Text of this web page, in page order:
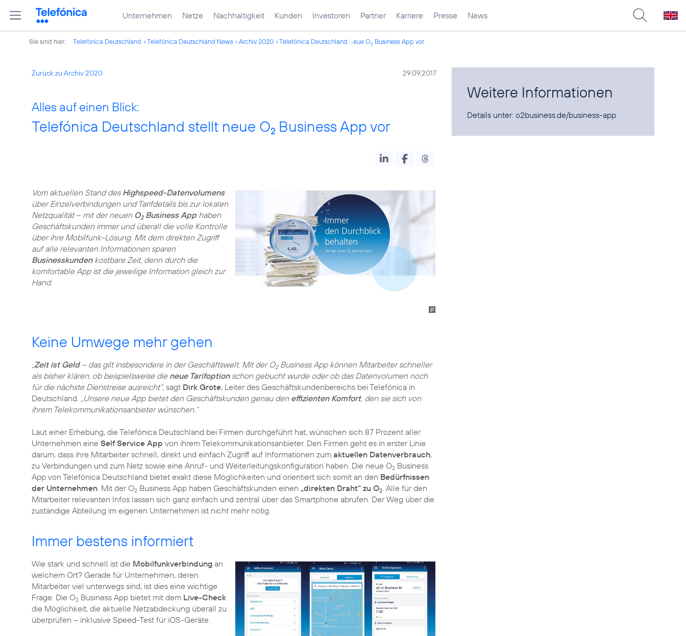
Unternehmen Netze Nachhaltigkeit Kunden Investoren Partner Karriere Presse News
Sie sind hier: Telefónica Deutschland Telefónica Deutschland News Archiv 2020 Telefónica Deutschland ...eue O2 Business App vor
Zurück zu Archiv 2020 29.09.2017
Alles auf einen Blick:
Telefónica Deutschland stellt neue O2 Business App vor
Vom aktuellen Stand des Highspeed-Datenvolumens
über Einzelverbindungen und Tarifdetails bis zur lokalen
Netzqualität – mit der neuen O2Business App haben
Geschäftskunden immer und überall die volle Kontrolle
über ihre Mobilfunk-Lösung. Mit dem direkten Zugriff
auf alle relevanten Informationen sparen
Businesskundenkostbare Zeit, denn durch die
komfortable App ist die jeweilige Information gleich zur
Hand.
Keine Umwege mehr gehen
Zeit ist Geld– das gilt insbesondere in der Geschäftswelt. Mit der O2Business App können Mitarbeiter schneller
als bisher klären, ob beispielsweise die neue Tarifoptionschon gebucht wurde oder ob das Datenvolumen noch
für die nächste Dienstreise ausreicht“, sagt Dirk Grote, Leiter des Geschäftskundenbereichs bei Telefónica in
Deutschland.
„Unsere neue App bietet den Geschäftskunden genau den effizienten Komfort, den sie sich von
ihrem Telekommunikationsanbieter wünschen.“
Laut einer Erhebung, die Telefónica Deutschland bei Firmen durchgeführt hat, wünschen sich 87 Prozent aller
Unternehmen eine Self Service App von ihrem Telekommunikationsanbieter. Den Firmen geht es in erster Linie
darum, dass ihre Mitarbeiter schnell, direkt und einfach Zugriff auf Informationen zum aktuellen Datenverbrauch,
zu Verbindungen und zum Netz sowie eine Anruf- und Weiterleitungskonfiguration haben. Die neue O2 Business
App von Telefónica Deutschland bietet exakt diese Möglichkeiten und orientiert sich somit an den Bedürfnissen
der Unternehmen . Mit der O2 Business App haben Geschäftskunden einen „direkten Draht“ zu O2 . Alle für den
Mitarbeiter relevanten Infos lassen sich ganz einfach und zentral über das Smartphone abrufen. Der Weg über die
zuständige Abteilung im eigenen Unternehmen ist nicht mehr nötig.
Immer bestens informiert
Wie stark und schnell ist die Mobilfunkverbindung an
welchem Ort? Gerade für Unternehmen, deren
Mitarbeiter viel unterwegs sind, ist dies eine wichtige
Frage. Die O2 Business App bietet mit dem Live-Check
die Möglichkeit, die aktuelle Netzabdeckung überall zu
überprüfen – inklusive Speed-Test für iOS-Geräte.
Weitere Informationen
Details unter:o2business.de/business-app